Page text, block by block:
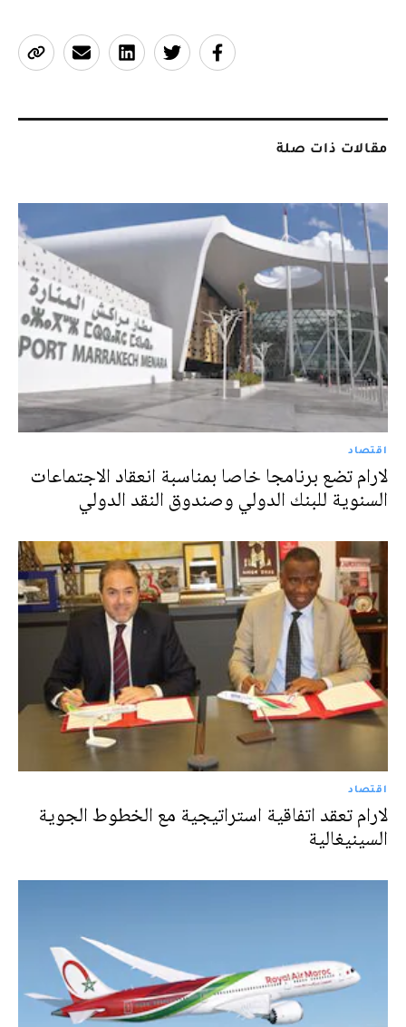
مقالات ذات صلة
اقتصاد
لارام تضع برنامجا خاصا بمناسبة انعقاد الاجتماعات
السنوية للبنك الدولي وصندوق النقد الدولي
اقتصاد
لارام تعقد اتفاقية استراتيجية مع الخطوط الجوية
السينيغالية